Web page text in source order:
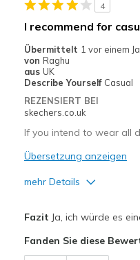
Feels
Sizing
View On Shoes
4
I recommend for
Übermittelt 1 vor einem
von Raghu
aus UK
Describe Yourself Casual
REZENSIERT BEI
skechers.co.uk
If you intend to wear all
Übersetzung anzeigen
mehr Details
Comfortable
Fazit Ja, ich würde es
Fanden Sie diese